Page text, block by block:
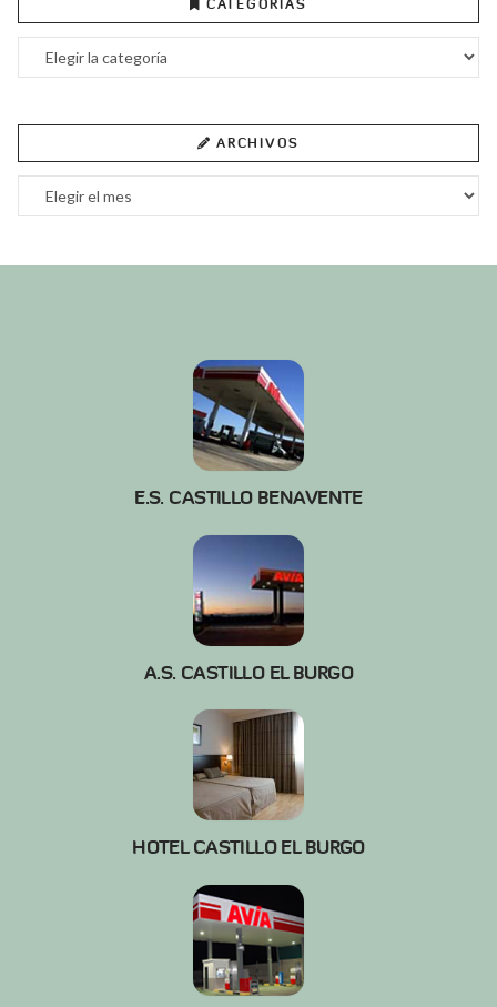
CATEGORÍAS
Categorías
ARCHIVOS
Archivos
E.S. CASTILLO BENAVENTE
A.S. CASTILLO EL BURGO
HOTEL CASTILLO EL BURGO